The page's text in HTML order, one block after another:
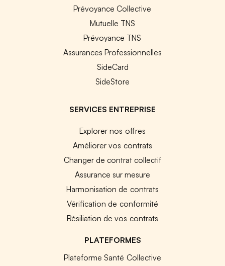
Prévoyance Collective
Mutuelle TNS
Prévoyance TNS
Assurances Professionnelles
SideCard
SideStore
SERVICES ENTREPRISE
Explorer nos offres
Améliorer vos contrats
Changer de contrat collectif
Assurance sur mesure
Harmonisation de contrats
Vérification de conformité
Résiliation de vos contrats
PLATEFORMES
Plateforme Santé Collective